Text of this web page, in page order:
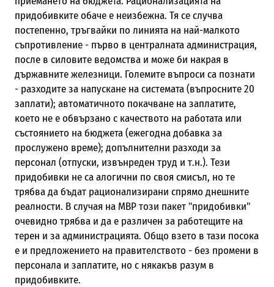
придобивките обаче е неизбежна. Тя се случва
постепенно, тръгвайки по линията на най-малкото
съпротивление - първо в централната администрация,
после в силовите ведомства и може би накрая в
държавните железници. Големите въпроси са познати
- разходите за напускане на системата (въпросните 20
заплати); автоматичното покачване на заплатите,
което не е обвързано с качеството на работата или
състоянието на бюджета (ежегодна добавка за
прослужено време); допълнителни разходи за
персонал (отпуски, извънреден труд и т.н.). Тези
придобивки не са алогични по своя смисъл, но те
трябва да бъдат рационализирани спрямо днешните
реалности. В случая на МВР този пакет "придобивки"
очевидно трябва и да е различен за работещите на
терен и за администрацията. Общо взето в тази посока
е и предложението на правителството - без промени в
персонала и заплатите, но с някакъв разум в
придобивките.